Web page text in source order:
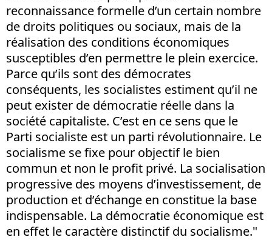
reconnaissance formelle d’un certain nombre
de droits politiques ou sociaux, mais de la
réalisation des conditions économiques
susceptibles d’en permettre le plein exercice.
Parce qu’ils sont des démocrates
conséquents, les socialistes estiment qu’il ne
peut exister de démocratie réelle dans la
société capitaliste. C’est en ce sens que le
Parti socialiste est un parti révolutionnaire. Le
socialisme se fixe pour objectif le bien
commun et non le profit privé. La socialisation
progressive des moyens d’investissement, de
production et d’échange en constitue la base
indispensable. La démocratie économique est
en effet le caractère distinctif du socialisme."